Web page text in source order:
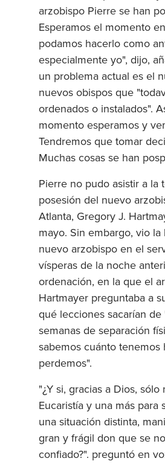
arzobispo Pierre se han
Esperamos el momento
podamos hacerlo como
especialmente yo", dijo,
un problema actual es el
nuevos obispos que
ordenados o instalados".
momento esperamos y
Tendremos que tomar
Muchas cosas se han
Pierre no pudo asistir a la
posesión del nuevo
Atlanta, Gregory J.
mayo. Sin embargo, vio la
nuevo arzobispo en el
vísperas de la noche
ordenación, en la que el
Hartmayer preguntaba a
qué lecciones sacarían de
semanas de separación
sabemos cuánto tenemos
perdemos".
"¿Y si, gracias a Dios, sólo
Eucaristía y una más para
una situación distinta,
gran y frágil don que se
confiado?". preguntó en